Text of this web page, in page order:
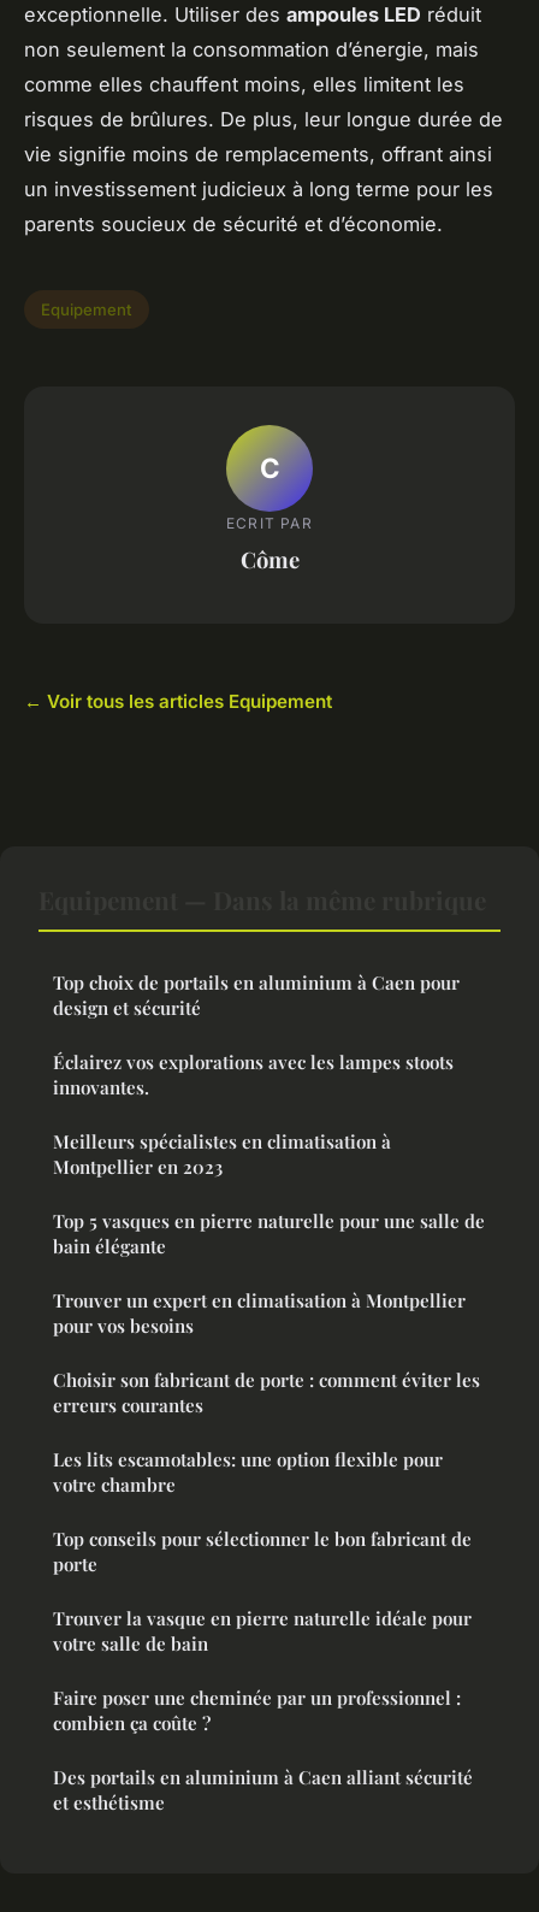
exceptionnelle. Utiliser des ampoules LED réduit
non seulement la consommation d’énergie, mais
comme elles chauffent moins, elles limitent les
risques de brûlures. De plus, leur longue durée de
vie signifie moins de remplacements, offrant ainsi
un investissement judicieux à long terme pour les
parents soucieux de sécurité et d’économie.
Equipement
C
ECRIT PAR
Côme
← Voir tous les articles Equipement
Top choix de portails en aluminium à Caen pour
design et sécurité
Éclairez vos explorations avec les lampes stoots
innovantes.
Meilleurs spécialistes en climatisation à
Montpellier en 2023
Top 5 vasques en pierre naturelle pour une salle de
bain élégante
Trouver un expert en climatisation à Montpellier
pour vos besoins
Choisir son fabricant de porte : comment éviter les
erreurs courantes
Les lits escamotables: une option flexible pour
votre chambre
Top conseils pour sélectionner le bon fabricant de
porte
Trouver la vasque en pierre naturelle idéale pour
votre salle de bain
Faire poser une cheminée par un professionnel :
combien ça coûte ?
Des portails en aluminium à Caen alliant sécurité
et esthétisme